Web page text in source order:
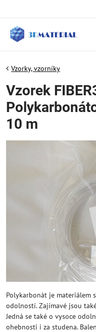
Vzorky, vzorníky
Vzorek
10 m
Polykarbonát je
odolností. Zajímavé jsou
Jedná se také o vysoce
ohebnosti i za studena.